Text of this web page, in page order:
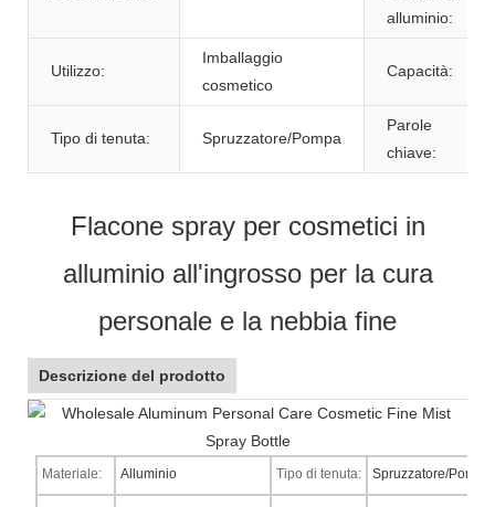
alluminio:
Utilizzo:
Imballaggio
cosmetico
Capacità:
Tipo di tenuta: Spruzzatore/Pompa
Parole
chiave:
Flacone spray per cosmetici in
alluminio all'ingrosso per la cura
personale e la nebbia fine
Descrizione del prodotto
Materiale: Alluminio Tipo di tenuta: Spruzzatore/Pompa